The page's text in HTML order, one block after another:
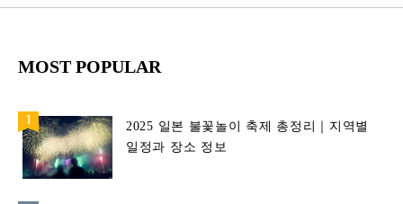
MOST POPULAR
2025 일본 불꽃놀이 축제 총정리｜지역별
일정과 장소 정보